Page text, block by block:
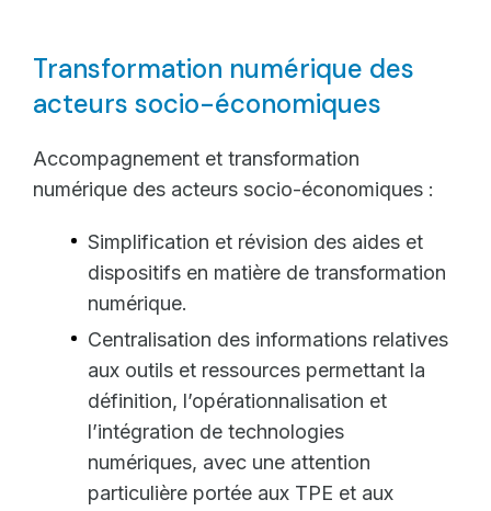
Transformation numérique des
acteurs socio-économiques
Accompagnement et transformation
numérique des acteurs socio-économiques :
Simplification et révision des aides et
dispositifs en matière de transformation
numérique.
Centralisation des informations relatives
aux outils et ressources permettant la
définition, l’opérationnalisation et
l’intégration de technologies
numériques, avec une attention
particulière portée aux TPE et aux